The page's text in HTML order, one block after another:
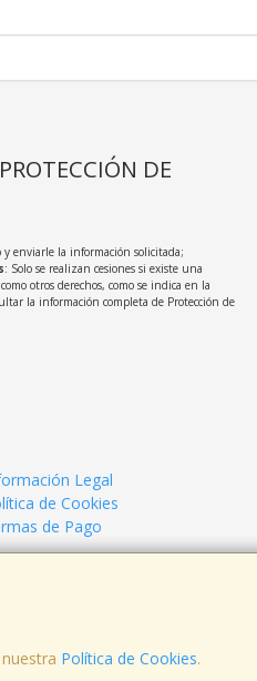
Política de Cookies.
DE
enviarle la información solicitada;
: Solo se realizan cesiones si existe una
otros derechos, como se indica en la
la información completa de Protección de
Legal
de Cookies
de Pago
44786005Z - Tfno: